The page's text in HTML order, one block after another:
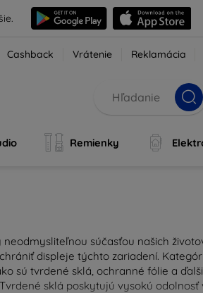
Cashback Vrátenie Reklamácia
Remienky
súčasťou našich
displeje týchto zariadení.
sú tvrdené sklá, ochranné fólie a
sklá poskytujú vysokú